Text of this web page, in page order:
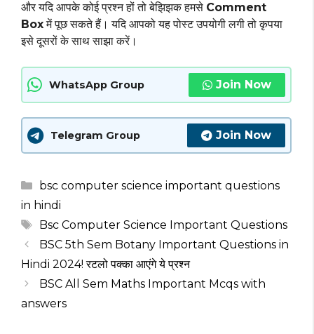
और यदि आपके कोई प्रश्न हों तो बेझिझक हमसे Comment
Boxमें पूछ सकते हैं। यदि आपको यह पोस्ट उपयोगी लगी तो कृपया
इसे दूसरों के साथ साझा करें।
WhatsApp Group Join Now
Telegram Group Join Now
Categories
bsc computer science important questions
in hindi
Tags
Bsc Computer Science Important Questions
BSC 5th Sem Botany Important Questions in
Hindi 2024! रटलो पक्का आएंगे ये प्रश्न
BSC All Sem Maths Important Mcqs with
answers